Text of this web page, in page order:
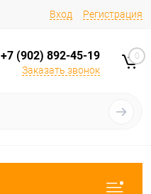
Вход Регистрация
+7 (902) 892-45-19
Заказать звонок
0